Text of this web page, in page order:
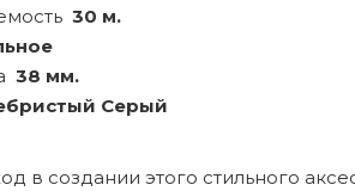
30 м.
38 мм.
Серый
в создании этого стильного